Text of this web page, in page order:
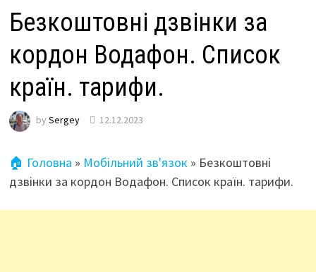
Безкоштовні дзвінки за
кордон Водафон. Список
країн. тарифи.
by Sergey 12.12.2023
🏠 Головна » Мобільний зв'язок » Безкоштовні
дзвінки за кордон Водафон. Список країн. тарифи.